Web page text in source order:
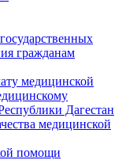
гражданам
медицинской
Дагестан
медицинской
помощи